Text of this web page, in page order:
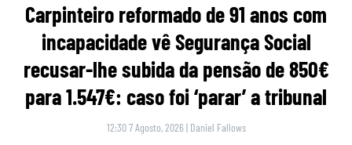
Carpinteiro reformado de 91 anos com
incapacidade vê Segurança Social
recusar-lhe subida da pensão de 850€
para 1.547€: caso foi ‘parar’ a tribunal
12:30 7 Agosto, 2026 | Daniel Fallows